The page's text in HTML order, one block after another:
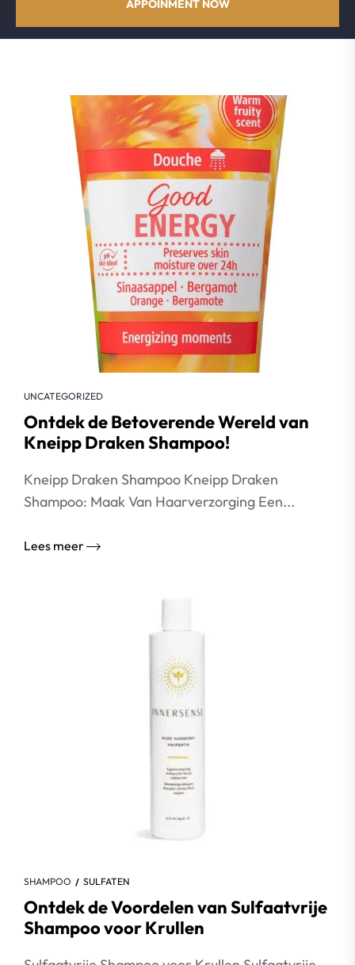
APPOINMENT NOW
UNCATEGORIZED
Ontdek de Betoverende Wereld van
Kneipp Draken Shampoo!
Kneipp Draken Shampoo Kneipp Draken
Shampoo: Maak Van Haarverzorging Een...
Lees meer
SHAMPOO SULFATEN
Ontdek de Voordelen van Sulfaatvrije
Shampoo voor Krullen